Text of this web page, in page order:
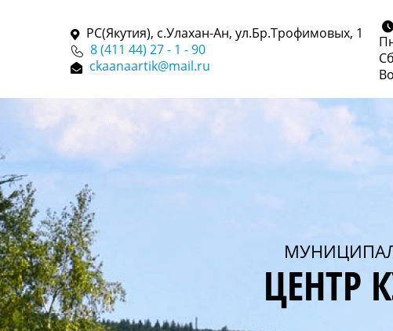
РС(Якутия), с.Улахан-Ан, ул.Бр.Трофимовых, 1
8 (411 44) 27 - 1 - 90
ckaanaartik@mail.ru
ЦЕНТР